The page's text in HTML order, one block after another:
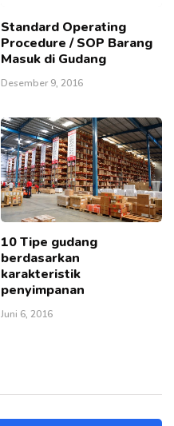
Standard Operating
Procedure / SOP Barang
Masuk di Gudang
Desember 9, 2016
10 Tipe gudang
berdasarkan
karakteristik
penyimpanan
Juni 6, 2016